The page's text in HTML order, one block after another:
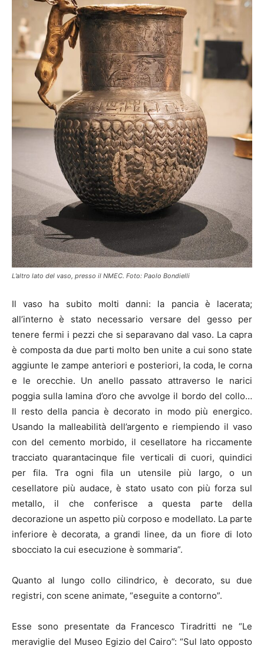
L’altro lato del vaso, presso il NMEC. Foto: Paolo Bondielli
Il vaso ha subito molti danni: la pancia è lacerata;
all’interno è stato necessario versare del gesso per
tenere fermi i pezzi che si separavano dal vaso. La capra
è composta da due parti molto ben unite a cui sono state
aggiunte le zampe anteriori e posteriori, la coda, le corna
e le orecchie. Un anello passato attraverso le narici
poggia sulla lamina d’oro che avvolge il bordo del collo…
Il resto della pancia è decorato in modo più energico.
Usando la malleabilità dell’argento e riempiendo il vaso
con del cemento morbido, il cesellatore ha riccamente
tracciato quarantacinque file verticali di cuori, quindici
per fila. Tra ogni fila un utensile più largo, o un
cesellatore più audace, è stato usato con più forza sul
metallo, il che conferisce a questa parte della
decorazione un aspetto più corposo e modellato. La parte
inferiore è decorata, a grandi linee, da un fiore di loto
sbocciato la cui esecuzione è sommaria”.
Quanto al lungo collo cilindrico, è decorato, su due
registri, con scene animate, “eseguite a contorno”.
Esse sono presentate da Francesco Tiradritti ne “Le
meraviglie del Museo Egizio del Cairo”: “Sul lato opposto